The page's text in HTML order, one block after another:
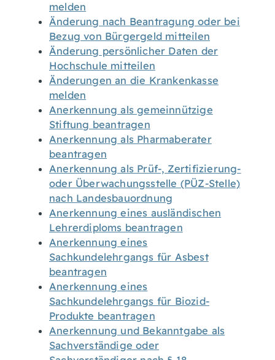
melden
Änderung nach Beantragung oder bei
Bezug von Bürgergeld mitteilen
Änderung persönlicher Daten der
Hochschule mitteilen
Änderungen an die Krankenkasse
melden
Anerkennung als gemeinnützige
Stiftung beantragen
Anerkennung als Pharmaberater
beantragen
Anerkennung als Prüf-, Zertifizierung-
oder Überwachungsstelle (PÜZ-Stelle)
nach Landesbauordnung
Anerkennung eines ausländischen
Lehrerdiploms beantragen
Anerkennung eines
Sachkundelehrgangs für Asbest
beantragen
Anerkennung eines
Sachkundelehrgangs für Biozid-
Produkte beantragen
Anerkennung und Bekanntgabe als
Sachverständige oder